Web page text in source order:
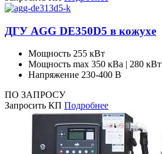
ДГУ AGG DE350D5 в кожухе
Мощность 255 кВт
Мощность max 350 кВа | 280 кВт
Напряжение 230-400 В
ПО ЗАПРОСУ
Запросить КП Подробнее